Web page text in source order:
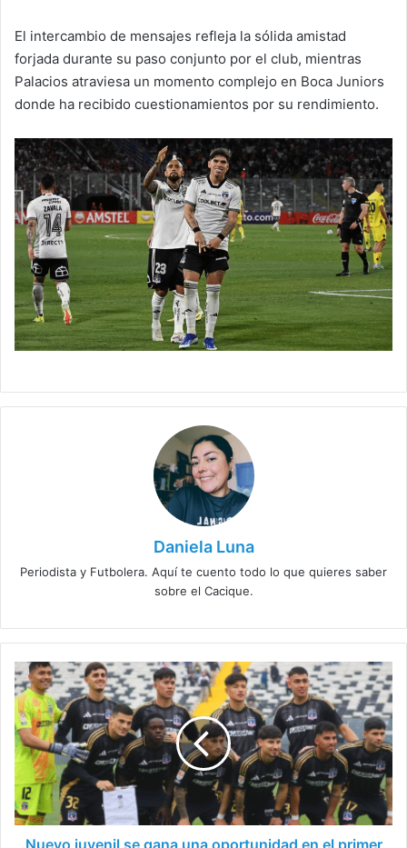
El intercambio de mensajes refleja la sólida amistad
forjada durante su paso conjunto por el club, mientras
Palacios atraviesa un momento complejo en Boca Juniors
donde ha recibido cuestionamientos por su rendimiento.
Daniela Luna
Periodista y Futbolera. Aquí te cuento todo lo que quieres saber
sobre el Cacique.
Nuevo
juvenil
se
gana
una
oportunidad
en
el
primer
equipo
Nuevo juvenil se gana una oportunidad en el primer